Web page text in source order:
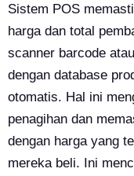
Sistem POS
harga dan total
scanner barcode
dengan database
otomatis. Hal ini
penagihan dan
dengan harga yang
mereka beli. Ini